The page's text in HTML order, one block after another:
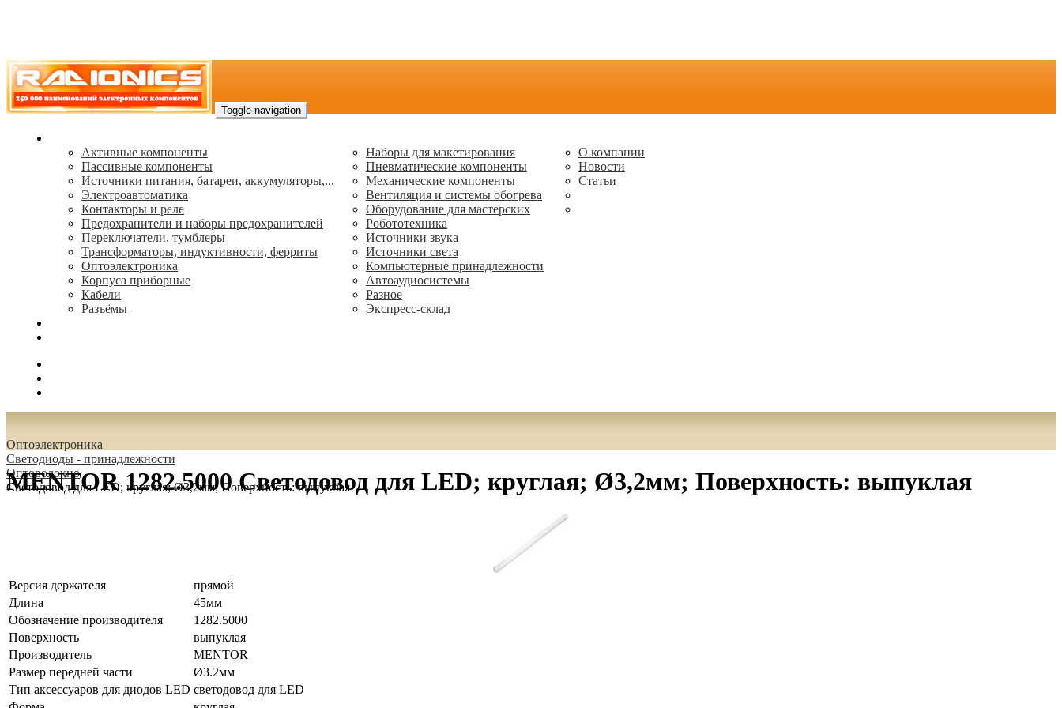
Toggle navigation
Активные компоненты
Пассивные компоненты
Источники питания, батареи, аккумуляторы,...
Электроавтоматика
Контакторы и реле
Предохранители и наборы предохранителей
Переключатели, тумблеры
Трансформаторы, индуктивности, ферриты
Oптоэлектроника
Корпуса приборные
Кабели
Разъёмы
Наборы для макетирования
Пневматические компоненты
Механические компоненты
Вентиляция и системы обогрева
Оборудование для мастерских
Робототехника
Источники звука
Источники света
Компьютерные принадлежности
Автоаудиосистемы
Разное
Экспресс-склад
О компании
Новости
Статьи
Oптоэлектроника
Светодиоды - принадлежности
Оптоволокно
Светодовод для LED; круглая; Ø3,2мм; Поверхность: выпуклая
MENTOR 1282.5000 Светодовод для LED; круглая; Ø3,2мм; Поверхность: выпуклая
Версия держателя
прямой
Длина
45мм
Обозначение производителя
1282.5000
Поверхность
выпуклая
Производитель
MENTOR
Размер передней части
Ø3.2мм
Тип аксессуаров для диодов LED светодовод для LED